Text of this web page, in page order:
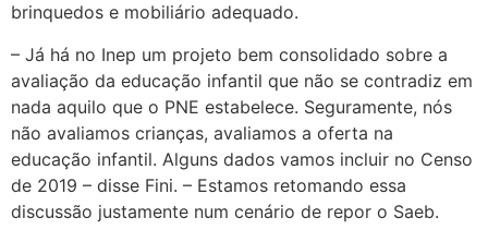
brinquedos e mobiliário adequado.
– Já há no Inep um projeto bem consolidado sobre a
avaliação da educação infantil que não se contradiz em
nada aquilo que o PNE estabelece. Seguramente, nós
não avaliamos crianças, avaliamos a oferta na
educação infantil. Alguns dados vamos incluir no Censo
de 2019 – disse Fini. – Estamos retomando essa
discussão justamente num cenário de repor o Saeb.